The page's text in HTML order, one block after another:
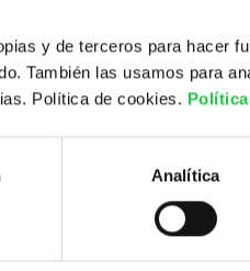
y de terceros para hacer
También las usamos para
Política de cookies.
Analítica
-
Cómo cuidar tu
y después del